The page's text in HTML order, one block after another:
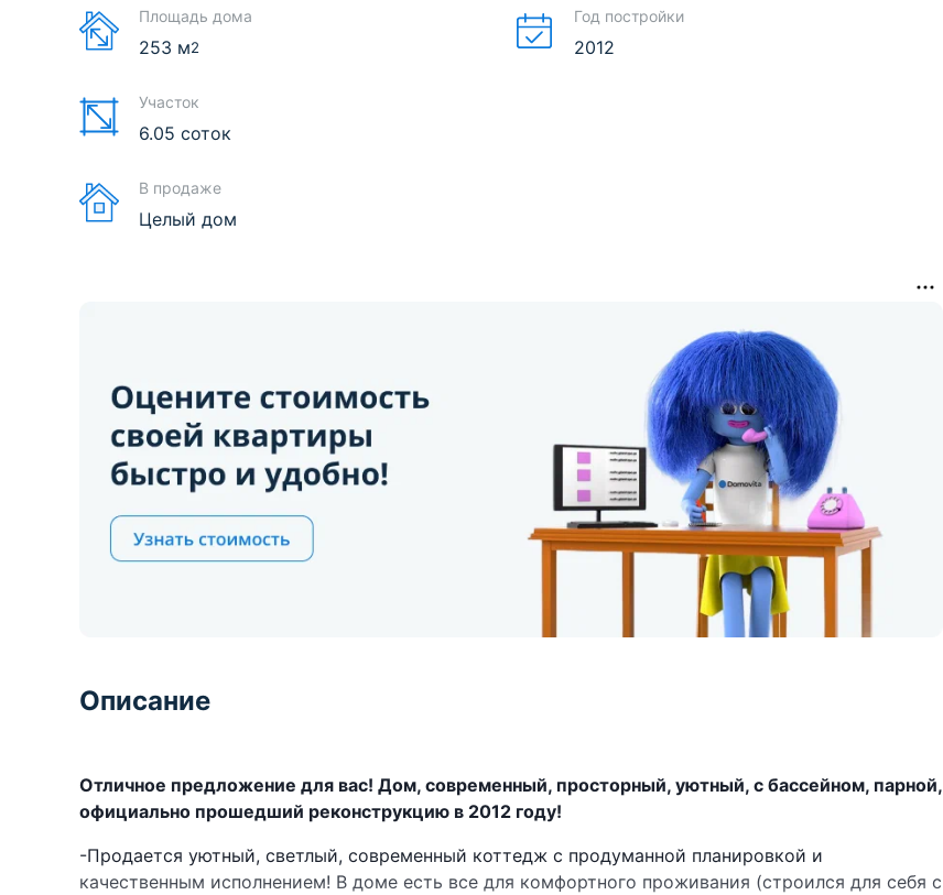
Площадь дома
253 м2
Участок
6.05 соток
В продаже
Целый дом
Год постройки
2012
Описание
Отличное предложение для вас! Дом, современный, просторный, уютный, с бассейном, парной,
официально прошедший реконструкцию в 2012 году!
-Продается уютный, светлый, современный коттедж с продуманной планировкой и
качественным исполнением! В доме есть все для комфортного проживания (строился для себя с